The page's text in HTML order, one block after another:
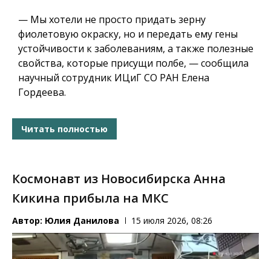
— Мы хотели не просто придать зерну
фиолетовую окраску, но и передать ему гены
устойчивости к заболеваниям, а также полезные
свойства, которые присущи полбе, — сообщила
научный сотрудник ИЦиГ СО РАН Елена
Гордеева.
Читать полностью
Космонавт из Новосибирска Анна
Кикина прибыла на МКС
Автор: Юлия Данилова 15 июля 2026, 08:26